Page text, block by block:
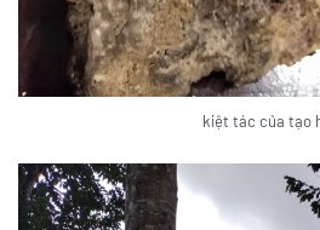
kiệt tác của tạo